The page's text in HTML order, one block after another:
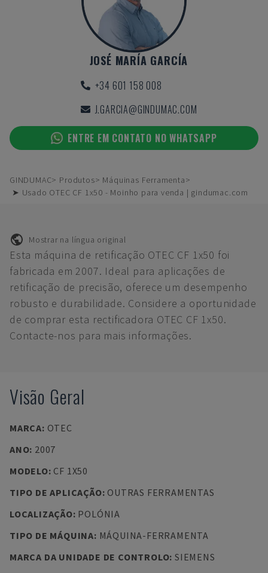
JOSÉ MARÍA GARCÍA
+34 601 158 008
J.GARCIA@GINDUMAC.COM
ENTRE EM CONTATO NO WHATSAPP
GINDUMAC Produtos
Máquinas Ferramenta
➤ Usado OTEC CF 1x50 - Moinho para venda | gindumac.com
Mostrar na língua original
Esta máquina de retificação OTEC CF 1x50 foi
fabricada em 2007. Ideal para aplicações de
retificação de precisão, oferece um desempenho
robusto e durabilidade. Considere a oportunidade
de comprar esta rectificadora OTEC CF 1x50.
Contacte-nos para mais informações.
Visão Geral
MARCA: OTEC
ANO: 2007
MODELO: CF 1X50
TIPO DE APLICAÇÃO: OUTRAS FERRAMENTAS
LOCALIZAÇÃO: POLÓNIA
TIPO DE MÁQUINA: MÁQUINA-FERRAMENTA
MARCA DA UNIDADE DE CONTROLO: SIEMENS